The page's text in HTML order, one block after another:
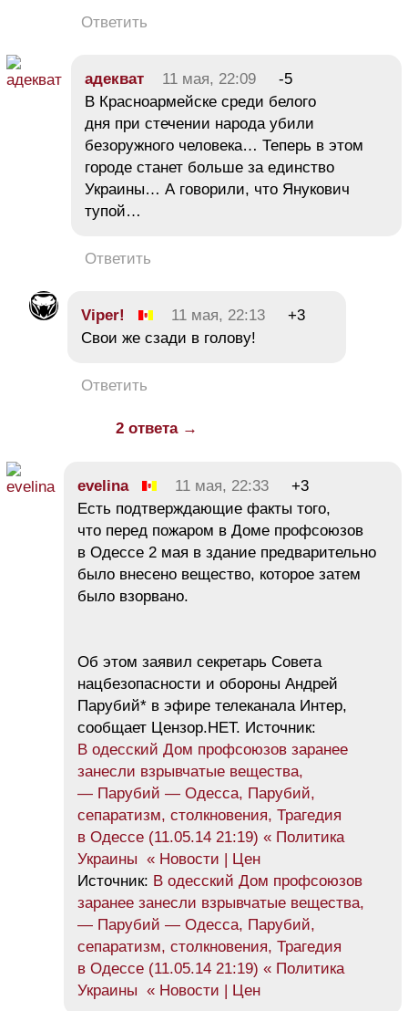
Ответить
адекват 11 мая, 22:09
-5
В Красноармейске среди белого
дня при стечении народа убили
безоружного человека… Теперь в этом
городе станет больше за единство
Украины… А говорили, что Янукович
тупой…
Ответить
Viper! 11 мая, 22:13
+3
Свои же сзади в голову!
Ответить
2 ответа →
evelina 11 мая, 22:33
+3
Есть подтверждающие факты того,
что перед пожаром в Доме профсоюзов
в Одессе 2 мая в здание предварительно
было внесено вещество, которое затем
было взорвано.
Об этом заявил секретарь Совета
нацбезопасности и обороны Андрей
Парубий* в эфире телеканала Интер,
сообщает Цензор.НЕТ. Источник:
В одесский Дом профсоюзов заранее
занесли взрывчатые вещества,
— Парубий — Одесса, Парубий,
сепаратизм, столкновения, Трагедия
в Одессе (11.05.14 21:19) « Политика
Украины « Новости | Цен
Источник: В одесский Дом профсоюзов
заранее занесли взрывчатые вещества,
— Парубий — Одесса, Парубий,
сепаратизм, столкновения, Трагедия
в Одессе (11.05.14 21:19) « Политика
Украины « Новости | Цен